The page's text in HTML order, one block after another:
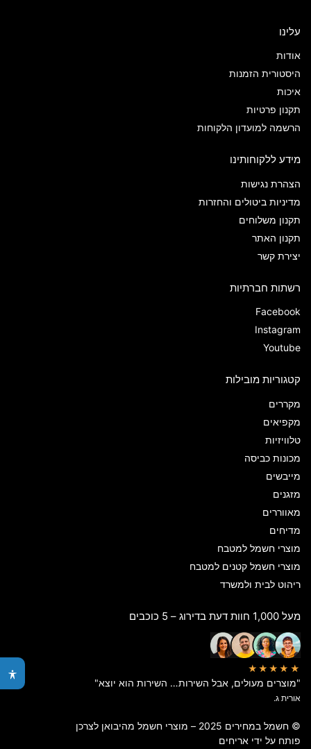
עלינו
אודות
היסטורית הזמנות
איכות
תקנון פרטיות
הרשמה למועדון הלקוחות
מידע ללקוחותינו
הצהרת נגישות
מדיניות ביטולים והחזרות
תקנון משלוחים
תקנון האתר
יצירת קשר
רשתות חברתיות
Facebook
Instagram
Youtube
קטגוריות מובילות
מקררים
מקפיאים
טלוויזיות
מכונות כביסה
מייבשים
מזגנים
מאווררים
מדיחים
מוצרי חשמל למטבח
מוצרי חשמל קטנים למטבח
ריהוט לבית ולמשרד
מעל 1,000 חוות דעת בדירוג – 5 כוכבים
★★★★★
"מוצרים מעולים, אבל השירות… השירות הוא יוצא"
אורית ג.
© חשמל במחירים 2025 – מוצרי חשמל מהיבואן לצרכן
פותח על ידי אריחים